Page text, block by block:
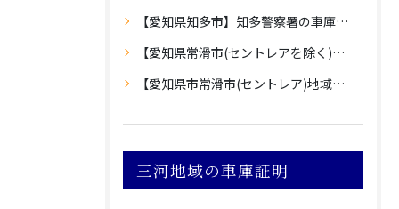
【愛知県知多市】知多警察署の車庫証明
【愛知県常滑市(セントレアを除く)】常滑警察署の車庫証明
【愛知県市常滑市(セントレア)地域】中部空港警察署の車庫証明
三河地域の車庫証明